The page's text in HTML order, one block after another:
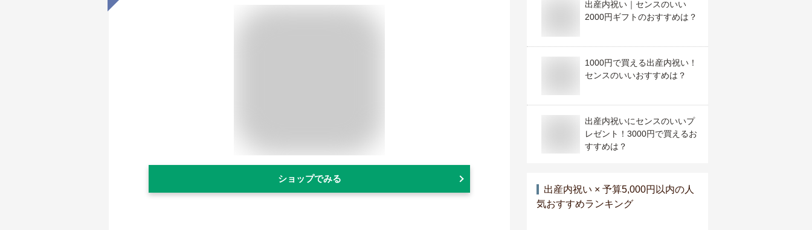
ショップでみる
出産内祝い｜センスのいい
2000円ギフトのおすすめは？
1000円で買える出産内祝い！
センスのいいおすすめは？
出産内祝いにセンスのいいプ
レゼント！3000円で買えるお
すすめは？
出産内祝い × 予算5,000円以内の人
気おすすめランキング